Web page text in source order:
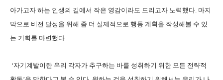
아가고자 하는 인생의 길에서 작은 영감이라도 드리고자 노력했다. 마지
막으로 비전 달성을 위해 좀 더 실제적으로 행동 계획을 작성해볼 수 있
는 기회를 마련했다.
‘자기계발이란 우리 각자가 추구하는 바를 성취하기 위한 모든 전략적